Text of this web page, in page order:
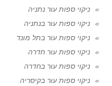
ניקוי ספות עור נתניה
ניקוי ספות עור בנתניה
ניקוי ספות עור בתל מונד
ניקוי ספות עור חדרה
ניקוי ספות עור בחדרה
ניקוי ספות עור בקיסריה